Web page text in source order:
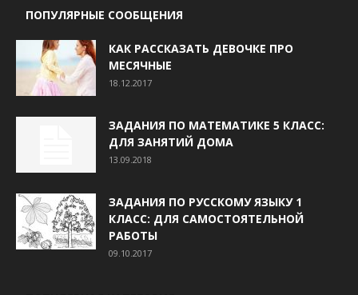
ПОПУЛЯРНЫЕ СООБЩЕНИЯ
КАК РАССКАЗАТЬ ДЕВОЧКЕ ПРО
МЕСЯЧНЫЕ
18.12.2017
ЗАДАНИЯ ПО МАТЕМАТИКЕ 5 КЛАСС:
ДЛЯ ЗАНЯТИЙ ДОМА
13.09.2018
ЗАДАНИЯ ПО РУССКОМУ ЯЗЫКУ 1
КЛАСС: ДЛЯ САМОСТОЯТЕЛЬНОЙ
РАБОТЫ
09.10.2017